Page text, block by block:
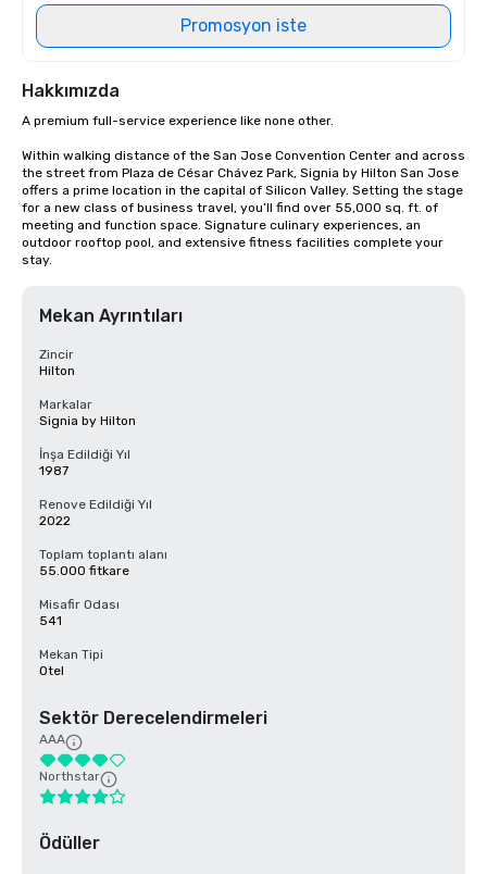
Promosyon iste
Hakkımızda
A premium full-service experience like none other.
Within walking distance of the San Jose Convention Center and across
the street from Plaza de César Chávez Park, Signia by Hilton San Jose
offers a prime location in the capital of Silicon Valley. Setting the stage
for a new class of business travel, you’ll find over 55,000 sq. ft. of
meeting and function space. Signature culinary experiences, an
outdoor rooftop pool, and extensive fitness facilities complete your
stay.
Mekan Ayrıntıları
Zincir
Hilton
Markalar
Signia by Hilton
İnşa Edildiği Yıl
1987
Renove Edildiği Yıl
2022
Toplam toplantı alanı
55.000 fitkare
Misafir Odası
541
Mekan Tipi
Otel
Sektör Derecelendirmeleri
AAA
Northstar
Ödüller